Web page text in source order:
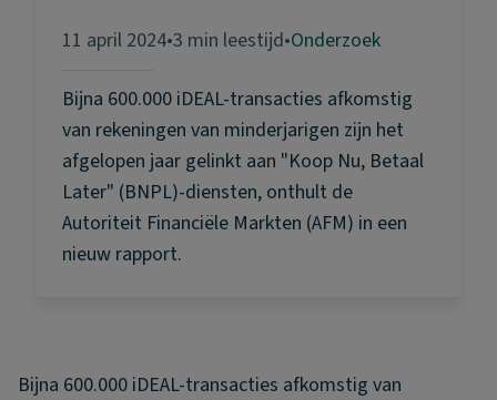
11 april 2024•3 min leestijd•Onderzoek
Bijna 600.000 iDEAL-transacties afkomstig
van rekeningen van minderjarigen zijn het
afgelopen jaar gelinkt aan "Koop Nu, Betaal
Later" (BNPL)-diensten, onthult de
Autoriteit Financiële Markten (AFM) in een
nieuw rapport.
Bijna 600.000 iDEAL-transacties afkomstig van